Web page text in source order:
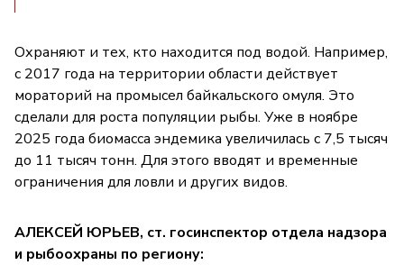
Охраняют и тех, кто находится под водой. Например,
с 2017 года на территории области действует
мораторий на промысел байкальского омуля. Это
сделали для роста популяции рыбы. Уже в ноябре
2025 года биомасса эндемика увеличилась с 7,5 тысяч
до 11 тысяч тонн. Для этого вводят и временные
ограничения для ловли и других видов.
АЛЕКСЕЙ ЮРЬЕВ, ст. госинспектор отдела надзора
и рыбоохраны по региону: